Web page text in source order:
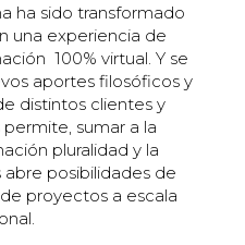
ha sido transformado
una experiencia de
100% virtual. Y se
aportes filosóficos y
distintos clientes y
sumar a la
pluralidad y la
posibilidades de
proyectos a escala